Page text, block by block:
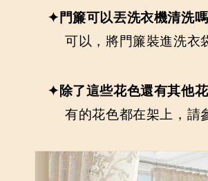
✦門簾可以丟洗衣機清洗
可以，將門簾裝進洗衣
✦除了這些花色還有其他
有的花色都在架上，請